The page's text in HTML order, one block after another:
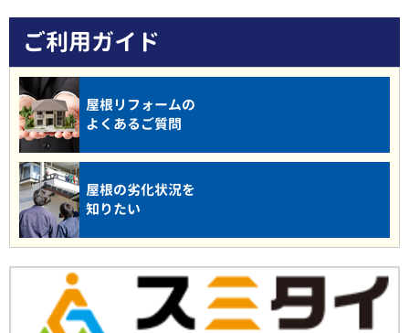
ご利用ガイド
屋根リフォームの
よくあるご質問
屋根の劣化状況を
知りたい